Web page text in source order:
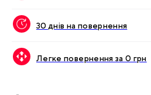
30 днів на повернення
Легке повернення за 0 грн